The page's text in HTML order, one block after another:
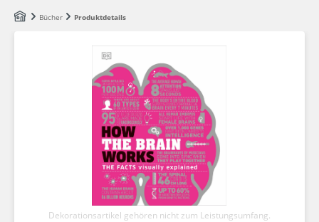
Zum Hauptinhalt springen
Bücher Produktdetails
Dekorationsartikel gehören nicht zum Leistungsumfang.